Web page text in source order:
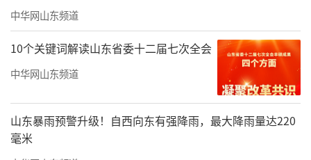
深度融合模式，正为海南康养旅居产业树立全
新标杆，也为追求高品质生活的人们，带来一
种回归自然本真、实现身心共养的旅居生活新
责任编辑：徐德扬
中华网山东频道
10个关键词解读山东省委十二届七次全会
中华网山东频道
山东暴雨预警升级！自西向东有强降雨，最大降雨量达220
毫米